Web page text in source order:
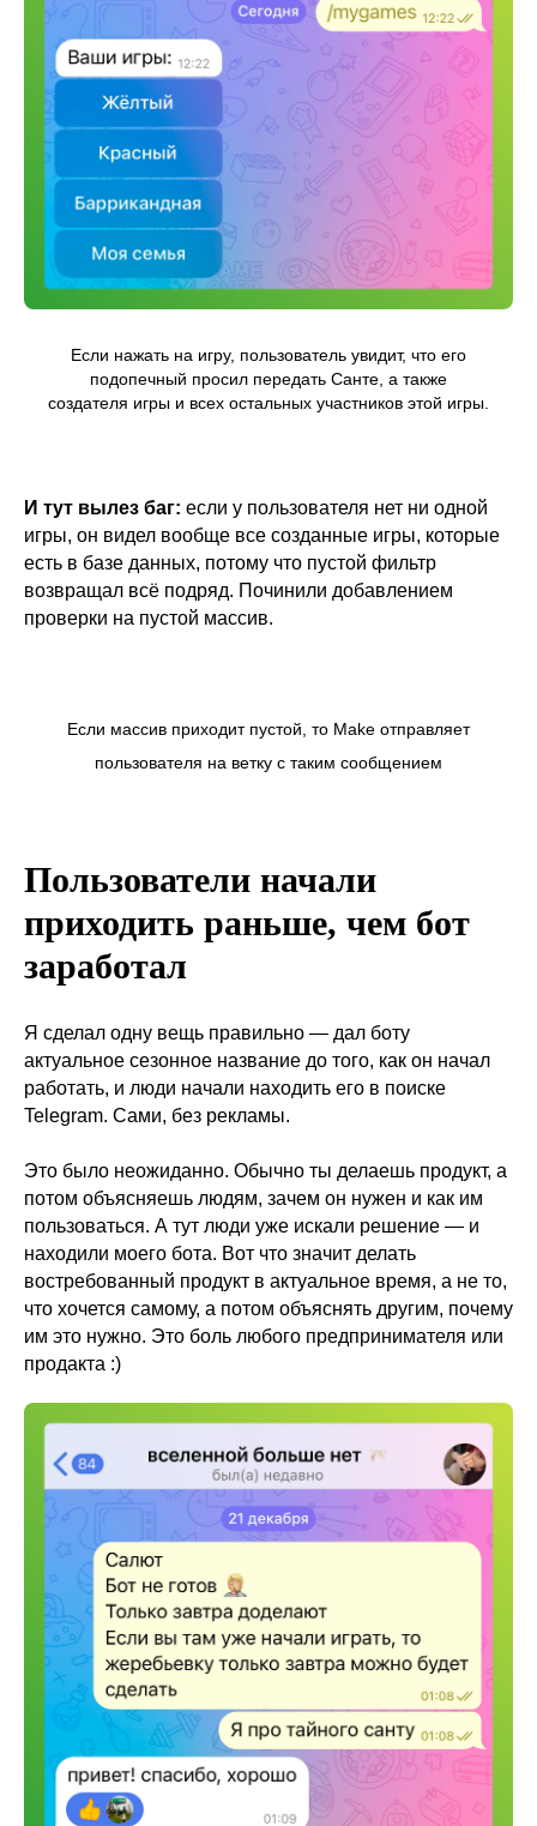
Если нажать на игру, пользователь увидит, что его
подопечный просил передать Санте, а также
создателя игры и всех остальных участников этой игры.
И тут вылез баг: если у пользователя нет ни одной
игры, он видел вообще все созданные игры, которые
есть в базе данных, потому что пустой фильтр
возвращал всё подряд. Починили добавлением
проверки на пустой массив.
Если массив приходит пустой, то Make отправляет
пользователя на ветку с таким сообщением
Пользователи начали
приходить раньше, чем бот
заработал
Я сделал одну вещь правильно — дал боту
актуальное сезонное название до того, как он начал
работать, и люди начали находить его в поиске
Telegram. Сами, без рекламы.
Это было неожиданно. Обычно ты делаешь продукт, а
потом объясняешь людям, зачем он нужен и как им
пользоваться. А тут люди уже искали решение — и
находили моего бота. Вот что значит делать
востребованный продукт в актуальное время, а не то,
что хочется самому, а потом объяснять другим, почему
им это нужно. Это боль любого предпринимателя или
продакта :)